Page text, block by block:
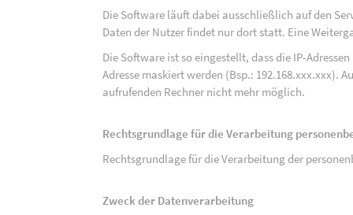
Die Software läuft dabei ausschließlich auf den
Daten der Nutzer findet nur dort statt. Eine
Die Software ist so eingestellt, dass die IP-
Adresse maskiert werden (Bsp.: 192.168.xxx.xxx).
aufrufenden Rechner nicht mehr möglich.
Rechtsgrundlage für die Verarbeitung
Rechtsgrundlage für die Verarbeitung der
Zweck der Datenverarbeitung